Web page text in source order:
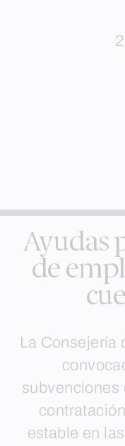
Ayudas
de
La Consejería
subvenciones
estable en